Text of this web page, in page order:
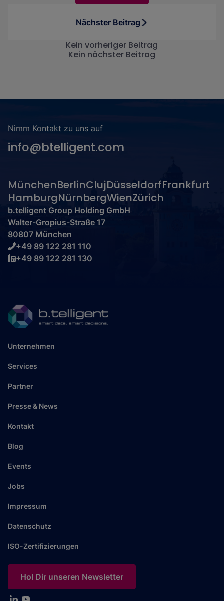
Nächster Beitrag
Kein vorheriger Beitrag
Kein nächster Beitrag
Nimm Kontakt zu uns auf
info@btelligent.com
MünchenBerlinClujDüsseldorfFrankfurt
HamburgNürnbergWienZürich
b.telligent Group Holding GmbH
Walter-Gropius-Straße 17
80807 München
+49 89 122 281 110
+49 89 122 281 130
Unternehmen
Services
Partner
Presse & News
Kontakt
Blog
Events
Jobs
Impressum
Datenschutz
ISO-Zertifizierungen
Hol Dir unseren Newsletter